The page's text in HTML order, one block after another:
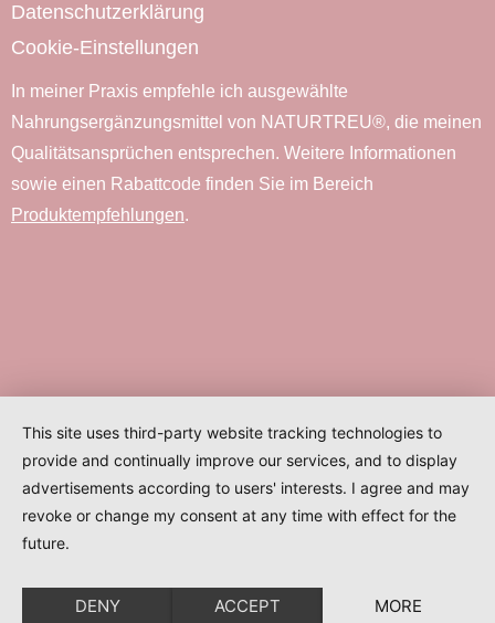
Datenschutzerklärung
Cookie-Einstellungen
In meiner Praxis empfehle ich ausgewählte
Nahrungsergänzungsmittel von NATURTREU®, die meinen
Qualitätsansprüchen entsprechen. Weitere Informationen
sowie einen Rabattcode finden Sie im Bereich
Produktempfehlungen.
This site uses third-party website tracking technologies to
provide and continually improve our services, and to display
advertisements according to users' interests. I agree and may
revoke or change my consent at any time with effect for the
future.
DENY ACCEPT MORE